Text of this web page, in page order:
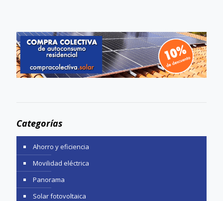
Categorías
Ahorro y eficiencia
Movilidad eléctrica
Panorama
Solar fotovoltaica